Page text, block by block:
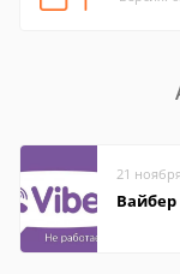
21
Вайбер